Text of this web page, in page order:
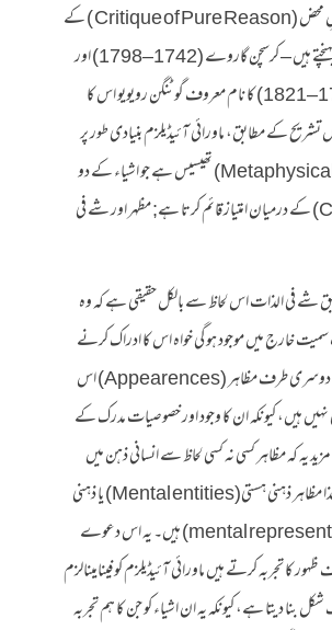
ڈانڈے تنقید بر عقلِ محض (Critique of Pure Reason ) کے
ابتدائی ناقدین تک پہنچتے ہیں – کرسچن گاروے (1742–1798) اور
جے جی فیڈر (1740–1821) کا نام معروف گوٹنگن رویویو اس کا
کے مطابق، ماورائی آئیڈیلزم بنیادی طور پر
ایک مابعد الطبیعاتی(Metaphysical) تھیسیس ہے جو اشیاء کے دو
طبقوں(Classes) کے درمیان امتیاز قائم کرتا ہے; مظہر اور شے فی
فی الذات اس لحاظ سے بالکل حقیقی ہے کہ وہ
خارج میں موجود ہو گی خواہ اس کا ادراک کرنے
والا کوئی موجود نہ ہو۔ دوسری طرف مظاہر (Appearences) اس
نہیں ہیں، کیونکہ ان کا وجود اور خصوصیات مدرک کے
یہ کہ مظاہر کسی نہ کسی لحاظ سے انسانی ذہن میں
موجود ہوتے ہیں۔ لہذا مظاہر ذہنی ہستی(Mental entities) یا ذہنی
نمائندگی(mental representations) ہیں۔ یہ اس دعوے
کا تجربہ کرتے ہیں ماورائی آئیڈیلزم کو فینامینالزم
بنا دیتا ہے، کیونکہ یہ ان اشیاء کو جن کا ہم تجربہ